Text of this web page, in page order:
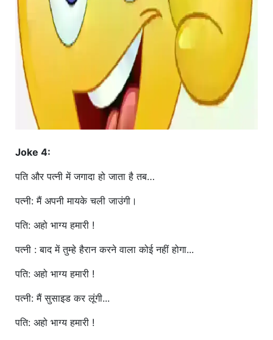
Joke 4:
पति और पत्नी में जगादा हो जाता है तब…
पत्नी: मैं अपनी मायके चली जाउंगी।
पति: अहो भाग्य हमारी !
पत्नी : बाद में तुम्हे हैरान करने वाला कोई नहीं होगा...
पति: अहो भाग्य हमारी !
पत्नी: मैं सुसाइड कर लूंगी...
पति: अहो भाग्य हमारी !